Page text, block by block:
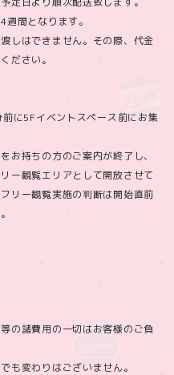
間となります。
しはできません。その際、代金
ださい。
に5Fイベントスペース前にお集
お持ちの方のご案内が終了し、
ー観覧エリアとして開放させて
リー観覧実施の判断は開始直前
の諸費用の一切はお客様のご負
も変わりはございません。